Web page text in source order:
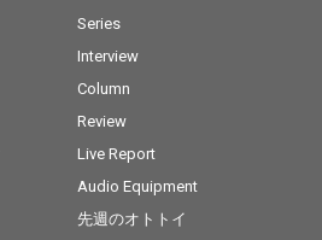
Series
Interview
Column
Review
Live Report
Audio Equipment
先週のオトトイ